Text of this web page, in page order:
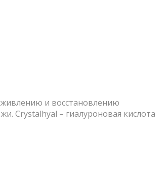
и восстановлению
Crystalhyal – гиалуроновая кислота